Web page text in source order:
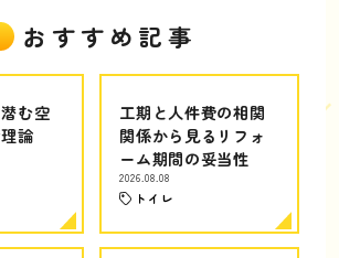
おすすめ記事
む空
論
工期と人件費の相関
関係から見るリフォ
ーム期間の妥当性
2026.08.08
トイレ